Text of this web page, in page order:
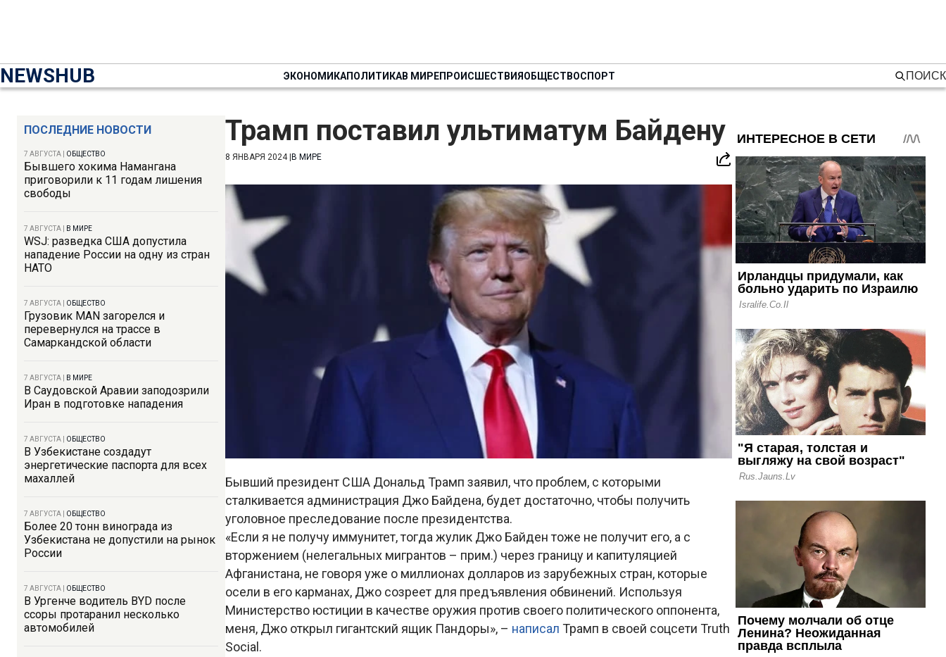
NEWSHUB ЭКОНОМИКАПОЛИТИКАВ МИРЕПРОИСШЕСТВИЯОБЩЕСТВОСПОРТ ПОИСК
ПОСЛЕДНИЕ НОВОСТИ
7 АВГУСТА ОБЩЕСТВО
Бывшего хокима Намангана
приговорили к 11 годам лишения
свободы
7 АВГУСТА В МИРЕ
WSJ: разведка США допустила
нападение России на одну из стран
НАТО
7 АВГУСТА ОБЩЕСТВО
Грузовик MAN загорелся и
перевернулся на трассе в
Самаркандской области
7 АВГУСТА В МИРЕ
В Саудовской Аравии заподозрили
Иран в подготовке нападения
7 АВГУСТА ОБЩЕСТВО
В Узбекистане создадут
энергетические паспорта для всех
махаллей
7 АВГУСТА ОБЩЕСТВО
Более 20 тонн винограда из
Узбекистана не допустили на рынок
России
7 АВГУСТА ОБЩЕСТВО
В Ургенче водитель BYD после
ссоры протаранил несколько
автомобилей
Трамп поставил ультиматум Байдену
8 ЯНВАРЯ 2024| В МИРЕ
Бывший президент США Дональд Трамп заявил, что проблем, с которыми
сталкивается администрация Джо Байдена, будет достаточно, чтобы получить
уголовное преследование после президентства.
«Если я не получу иммунитет, тогда жулик Джо Байден тоже не получит его, а с
вторжением (нелегальных мигрантов – прим.) через границу и капитуляцией
Афганистана, не говоря уже о миллионах долларов из зарубежных стран, которые
осели в его карманах, Джо созреет для предъявления обвинений. Используя
Министерство юстиции в качестве оружия против своего политического оппонента,
меня, Джо открыл гигантский ящик Пандоры», – написал Трамп в своей соцсети Truth
Social.